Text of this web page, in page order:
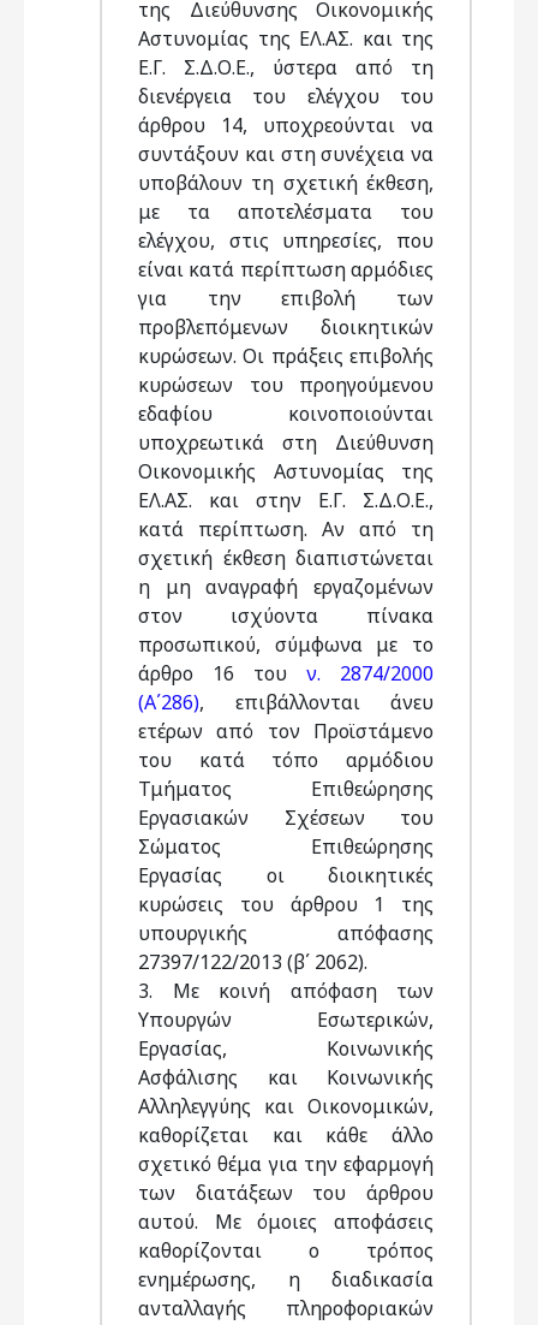
της Διεύθυνσης Οικονομικής
Αστυνομίας της ΕΛ.ΑΣ. και της
Ε.Γ. Σ.Δ.Ο.Ε., ύστερα από τη
διενέργεια του ελέγχου του
άρθρου 14, υποχρεούνται να
συντάξουν και στη συνέχεια να
υποβάλουν τη σχετική έκθεση,
με τα αποτελέσματα του
ελέγχου, στις υπηρεσίες, που
είναι κατά περίπτωση αρμόδιες
για την επιβολή των
προβλεπόμενων διοικητικών
κυρώσεων. Οι πράξεις επιβολής
κυρώσεων του προηγούμενου
εδαφίου κοινοποιούνται
υποχρεωτικά στη Διεύθυνση
Οικονομικής Αστυνομίας της
ΕΛ.ΑΣ. και στην Ε.Γ. Σ.Δ.Ο.Ε.,
κατά περίπτωση. Αν από τη
σχετική έκθεση διαπιστώνεται
η μη αναγραφή εργαζομένων
στον ισχύοντα πίνακα
προσωπικού, σύμφωνα με το
άρθρο 16 του ν. 2874/2000
(Α΄286), επιβάλλονται άνευ
ετέρων από τον Προϊστάμενο
του κατά τόπο αρμόδιου
Τμήματος Επιθεώρησης
Εργασιακών Σχέσεων του
Σώματος Επιθεώρησης
Εργασίας οι διοικητικές
κυρώσεις του άρθρου 1 της
υπουργικής απόφασης
27397/122/2013 (β΄ 2062).
3. Με κοινή απόφαση των
Υπουργών Εσωτερικών,
Εργασίας, Κοινωνικής
Ασφάλισης και Κοινωνικής
Αλληλεγγύης και Οικονομικών,
καθορίζεται και κάθε άλλο
σχετικό θέμα για την εφαρμογή
των διατάξεων του άρθρου
αυτού. Με όμοιες αποφάσεις
καθορίζονται ο τρόπος
ενημέρωσης, η διαδικασία
ανταλλαγής πληροφοριακών